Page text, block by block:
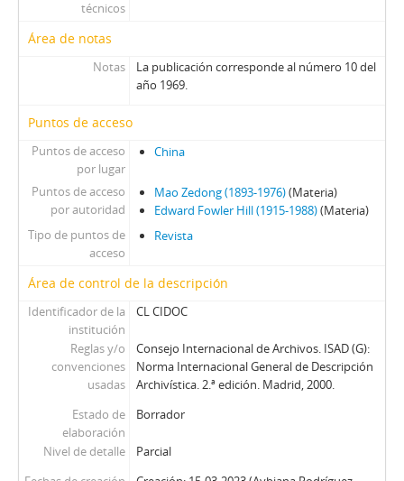
técnicos
Área de notas
Notas
La publicación corresponde al número 10 del
año 1969.
Puntos de acceso
Puntos de acceso
por lugar
China
Puntos de acceso
por autoridad
Mao Zedong (1893-1976)(Materia)
Edward Fowler Hill (1915-1988)(Materia)
Tipo de puntos de
acceso
Revista
Área de control de la descripción
Identificador de la
institución
CL CIDOC
Reglas y/o
convenciones
usadas
Consejo Internacional de Archivos. ISAD (G):
Norma Internacional General de Descripción
Archivística. 2.ª edición. Madrid, 2000.
Estado de
elaboración
Borrador
Nivel de detalle
Parcial